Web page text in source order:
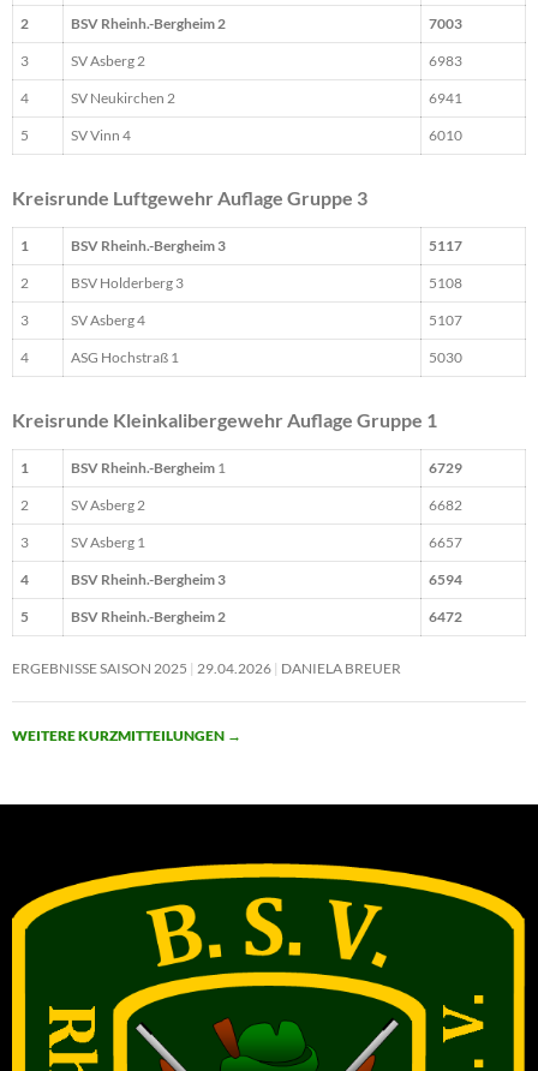
2 BSV Rheinh.-Bergheim 2 7003
3 SV Asberg 2 6983
4 SV Neukirchen 2 6941
5 SV Vinn 4 6010
Kreisrunde Luftgewehr Auflage Gruppe 3
1 BSV Rheinh.-Bergheim 3 5117
2 BSV Holderberg 3 5108
3 SV Asberg 4 5107
4 ASG Hochstraß 1 5030
Kreisrunde Kleinkalibergewehr Auflage Gruppe 1
1 BSV Rheinh.-Bergheim 1 6729
2 SV Asberg 2 6682
3 SV Asberg 1 6657
4 BSV Rheinh.-Bergheim 3 6594
5 BSV Rheinh.-Bergheim 2 6472
ERGEBNISSE SAISON 2025 29.04.2026 DANIELA BREUER
WEITERE KURZMITTEILUNGEN →